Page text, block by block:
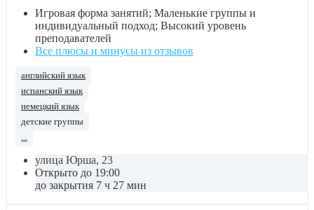
Игровая форма занятий; Маленькие группы и
индивидуальный подход; Высокий уровень
преподавателей
Все плюсы и минусы из отзывов
английский язык
испанский язык
немецкий язык
детские группы
...
улица Юрша, 23
Открыто до 19:00
до закрытия 7 ч 27 мин